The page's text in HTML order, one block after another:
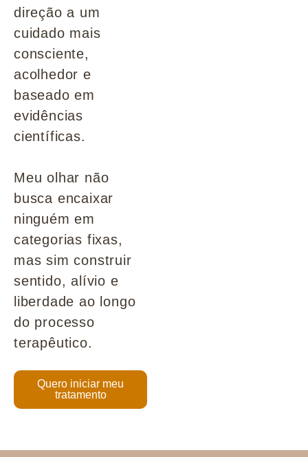
direção a um
cuidado mais
consciente,
acolhedor e
baseado em
evidências
científicas.
Meu olhar não
busca encaixar
ninguém em
categorias fixas,
mas sim construir
sentido, alívio e
liberdade ao longo
do processo
terapêutico.
Quero iniciar meu
tratamento